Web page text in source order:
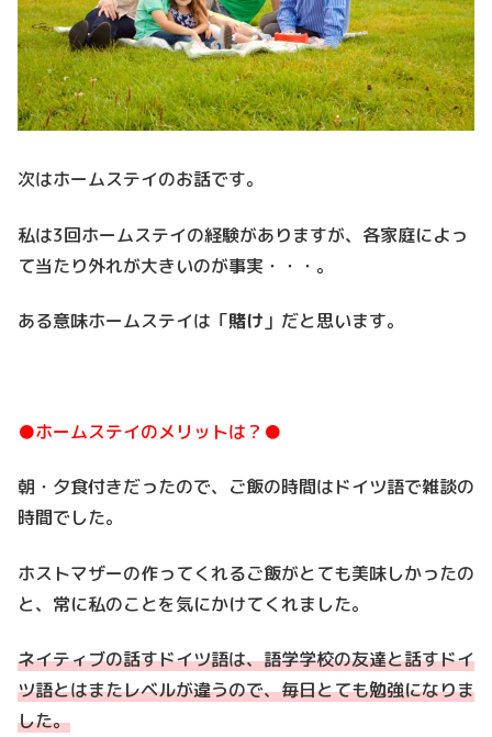
次はホームステイのお話です。
私は3回ホームステイの経験がありますが、各家庭によっ
て当たり外れが大きいのが事実・・・。
ある意味ホームステイは「賭け 」だと思います。
●ホームステイのメリットは？●
朝・夕食付きだったので、ご飯の時間はドイツ語で雑談の
時間でした。
ホストマザーの作ってくれるご飯がとても美味しかったの
と、常に私のことを気にかけてくれました。
ネイティブの話すドイツ語は、語学学校の友達と話すドイ
ツ語とはまたレベルが違うので、毎日とても勉強になりま
した。